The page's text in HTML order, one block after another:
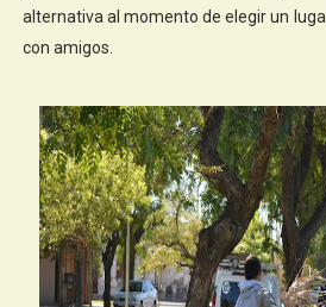
alternativa al momento de elegir un
con amigos.